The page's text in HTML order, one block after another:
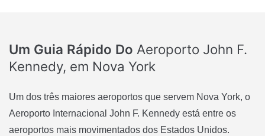
Um Guia Rápido Do Aeroporto John F.
Kennedy, em Nova York
Um dos três maiores aeroportos que servem Nova York, o
Aeroporto Internacional John F. Kennedy está entre os
aeroportos mais movimentados dos Estados Unidos.